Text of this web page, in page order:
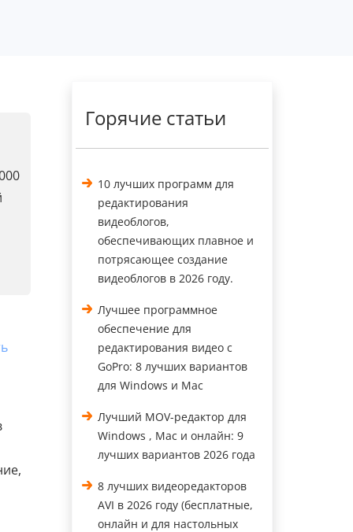
Горячие статьи
10 лучших программ для
редактирования
видеоблогов,
обеспечивающих плавное и
потрясающее создание
видеоблогов в 2026 году.
Лучшее программное
обеспечение для
редактирования видео с
GoPro: 8 лучших вариантов
для Windows и Mac
Лучший MOV-редактор для
Windows , Mac и онлайн: 9
лучших вариантов 2026 года
8 лучших видеоредакторов
AVI в 2026 году (бесплатные,
онлайн и для настольных